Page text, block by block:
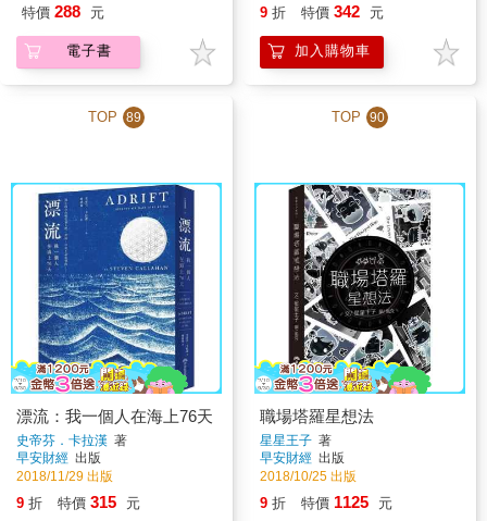
特價 288 元
電子書
9 折 特價 342 元
加入購物車
TOP 89
漂流：我一個人在海上76天
史帝芬．卡拉漢 著
早安財經 出版
2018/11/29 出版
9 折 特價 315 元
TOP 90
職場塔羅星想法
星星王子 著
早安財經 出版
2018/10/25 出版
9 折 特價 1125 元